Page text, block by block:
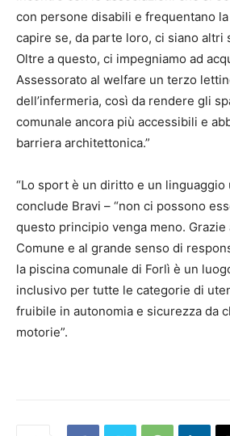
con persone disabili e frequentano
capire se, da parte loro, ci siano altri
Oltre a questo, ci impegniamo ad
Assessorato al welfare un terzo
dell’infermeria, così da rendere gli
comunale ancora più accessibili e
barriera architettonica.”
“Lo sport è un diritto e un linguaggio
conclude Bravi – “non ci possono
questo principio venga meno.
Comune e al grande senso di
la piscina comunale di Forlì è un
inclusivo per tutte le categorie di
fruibile in autonomia e sicurezza da
motorie”.